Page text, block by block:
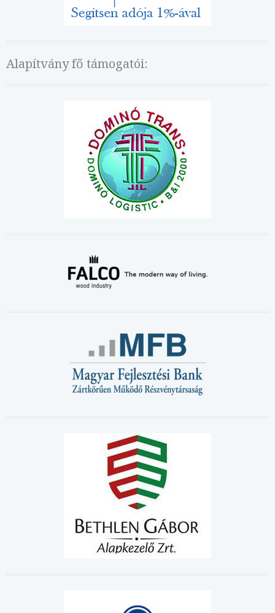
Alapítvány fő támogatói: